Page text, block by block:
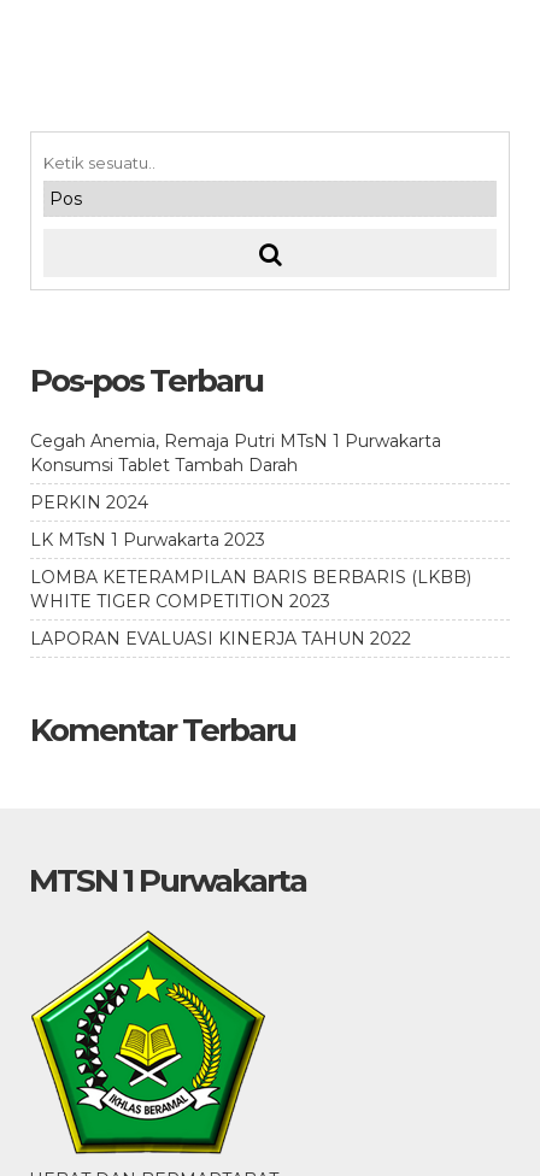
Pos-pos Terbaru
Cegah Anemia, Remaja Putri MTsN 1 Purwakarta
Konsumsi Tablet Tambah Darah
PERKIN 2024
LK MTsN 1 Purwakarta 2023
LOMBA KETERAMPILAN BARIS BERBARIS (LKBB)
WHITE TIGER COMPETITION 2023
LAPORAN EVALUASI KINERJA TAHUN 2022
Komentar Terbaru
MTSN 1 Purwakarta